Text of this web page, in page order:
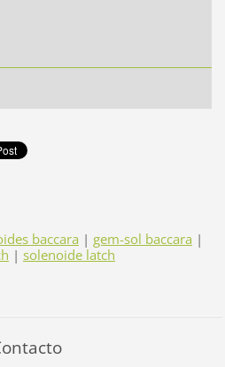
baccara | gem-sol baccara |
| solenoide latch